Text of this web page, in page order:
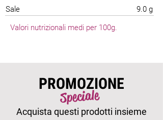
Sale
9.0 g
Valori nutrizionali medi per 100g.
PROMOZIONE
Speciale
Acquista questi prodotti insieme